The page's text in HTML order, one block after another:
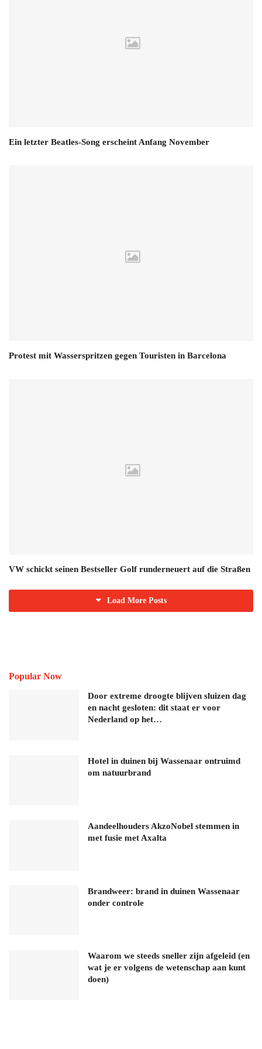
Ein letzter Beatles-Song erscheint Anfang November
Protest mit Wasserspritzen gegen Touristen in Barcelona
VW schickt seinen Bestseller Golf runderneuert auf die Straßen
Load More Posts
Popular Now
Door extreme droogte blijven sluizen dag
en nacht gesloten: dit staat er voor
Nederland op het…
Hotel in duinen bij Wassenaar ontruimd
om natuurbrand
Aandeelhouders AkzoNobel stemmen in
met fusie met Axalta
Brandweer: brand in duinen Wassenaar
onder controle
Waarom we steeds sneller zijn afgeleid (en
wat je er volgens de wetenschap aan kunt
doen)